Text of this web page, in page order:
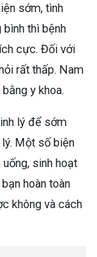
sớm, tình
thì bệnh
cực. Đối với
rất thấp. Nam
y khoa.
lý để sớm
Một số biện
sinh hoạt
hoàn toàn
không và cách